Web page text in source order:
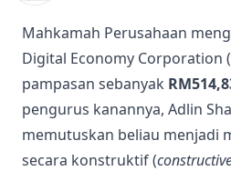
Mahkamah Perusahaan
Digital Economy Corporation
pampasan sebanyak
pengurus kanannya, Adlin
memutuskan beliau menjadi
secara konstruktif (